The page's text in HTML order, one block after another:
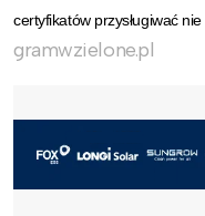
certyfikatów przysługiwać nie
gramwzielone.pl